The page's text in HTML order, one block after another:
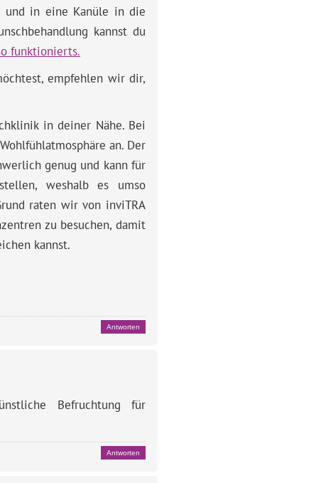
und in eine Kanüle in die
kannst du
funktionierts.
empfehlen wir dir,
in deiner Nähe. Bei
an. Der
genug und kann für
weshalb es umso
raten wir von inviTRA
zu besuchen, damit
kannst.
Antworten
Befruchtung für
Antworten